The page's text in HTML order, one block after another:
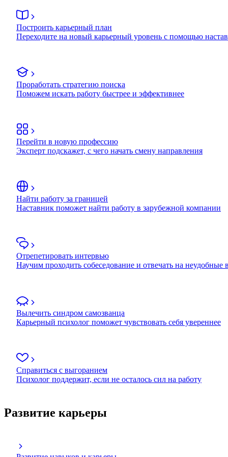
Построить карьерный план
Переходите на новый карьерный уровень с помощью
Проработать стратегию поиска
Поможем искать работу быстрее и эффективнее
Перейти в новую профессию
Эксперт подскажет, с чего начать смену направления
Найти работу за границей
Наставник поможет найти работу в зарубежной компании
Отрепетировать интервью
Научим проходить собеседование и отвечать на неудобные
Вылечить синдром самозванца
Карьерный психолог поможет чувствовать себя увереннее
Справиться с выгоранием
Психолог поддержит, если не осталось сил на работу
Развитие карьеры